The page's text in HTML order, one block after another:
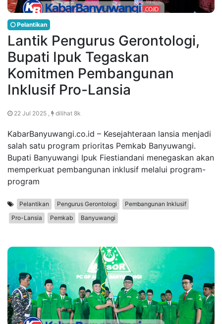
Pelantikan
Lantik Pengurus Gerontologi,
Bupati Ipuk Tegaskan
Komitmen Pembangunan
Inklusif Pro-Lansia
22 Jul 2025 , dilihat 8k
KabarBanyuwangi.co.id – Kesejahteraan lansia menjadi
salah satu program prioritas Pemkab Banyuwangi.
Bupati Banyuwangi Ipuk Fiestiandani menegaskan akan
memperkuat pembangunan inklusif melalui program-
program
Pelantikan Pengurus Gerontologi
Pembangunan Inklusif
Pro-Lansia
Pemkab Banyuwangi